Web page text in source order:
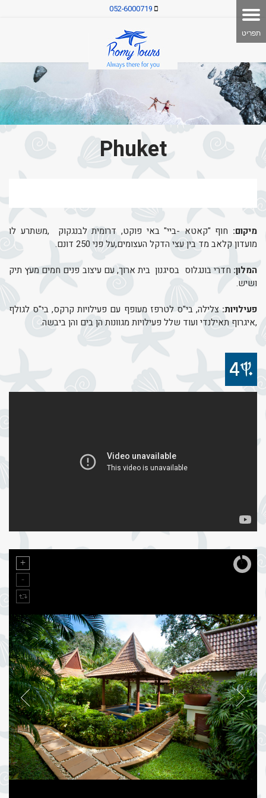
052-6000719
Phuket
מיקום: חוף "קאטא -ביי" באי פוקט, דרומית לבנגקוק ,משתרע לו
מועדון קלאב מד בין עצי הדקל העצומים,על פני 250 דונם.
המלון: חדרי בונגלוס בסיגנון בית ארוך, עם עיצוב פנים חמים מעץ תיק
ושיש.
פעילויות: צלילה, בי"ס לטרפז מעופף עם פעילויות קרקס, בי"ס לגולף
,איגרוף תאילנדי ועוד שלל פעילויות מגוונות הן בים והן ביבשה.